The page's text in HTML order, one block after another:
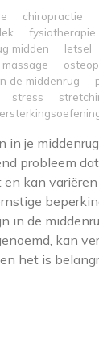
chiropractie
fysiotherapie
midden
letsel
massage
de middenrug
stress
in je
probleem
kan
in de
kan
het is